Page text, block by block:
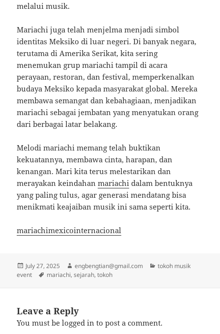
melalui musik.
Mariachi juga telah menjelma menjadi simbol
identitas Meksiko di luar negeri. Di banyak negara,
terutama di Amerika Serikat, kita sering
menemukan grup mariachi tampil di acara
perayaan, restoran, dan festival, memperkenalkan
budaya Meksiko kepada masyarakat global. Mereka
membawa semangat dan kebahagiaan, menjadikan
mariachi sebagai jembatan yang menyatukan orang
dari berbagai latar belakang.
Melodi mariachi memang telah buktikan
kekuatannya, membawa cinta, harapan, dan
kenangan. Mari kita terus melestarikan dan
merayakan keindahanmariachi dalam bentuknya
yang paling tulus, agar generasi mendatang bisa
menikmati keajaiban musik ini sama seperti kita.
mariachimexicointernacional
Posted
on
July 27, 2025 Author
engbengtian@gmail.com Categories
tokoh musik
event
Tags
mariachi,sejarah,tokoh
Leave a Reply
You must belogged in to post a comment.